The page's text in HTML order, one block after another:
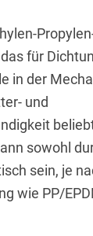
für
in der
und
sowohl
sein, je
wie PP/